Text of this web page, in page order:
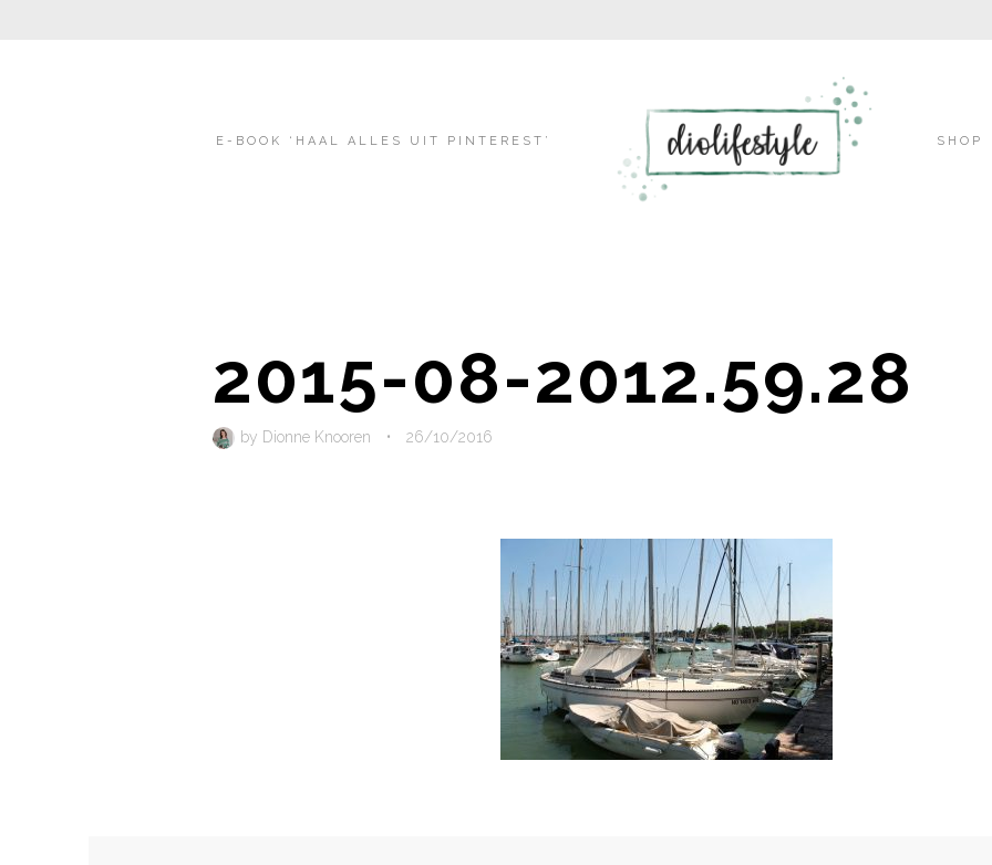
content
E-BOOK ‘HAAL ALLES UIT PINTEREST’ SHOP
2015-08-2012.59.28
by Dionne Knooren • 26/10/2016